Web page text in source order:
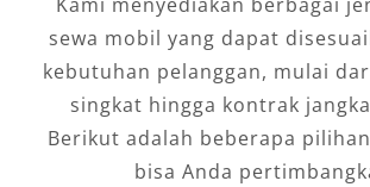
Antar-jemput bandara, hotel,
tertentu
Asuransi kendaraan
Sistem booking online yang
Paket wisata lengkap
sewa mobil yang dapat
kebutuhan pelanggan, mulai
singkat hingga kontrak
Berikut adalah beberapa
bisa Anda